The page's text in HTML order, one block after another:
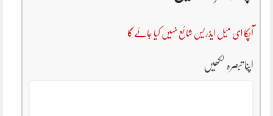
آپکا ای میل ایڈریس شائع نہیں کیا جائے گا
اپنا تبصرہ لکھیں